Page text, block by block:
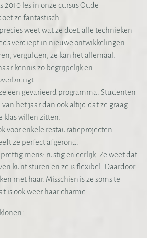
2010 les in onze cursus Oude
ze fantastisch.
weet wat ze doet, alle technieken
verdiept in nieuwe ontwikkelingen.
vergulden, ze kan het allemaal.
kennis zo begrijpelijk en
een gevarieerd programma. Studenten
het jaar dan ook altijd dat ze graag
klas willen zitten.
voor enkele restauratieprojecten
ze perfect afgerond.
prettig mens: rustig en eerlijk. Ze weet dat
kunt sturen en ze is flexibel. Daardoor
met haar. Misschien is ze soms te
is ook weer haar charme.